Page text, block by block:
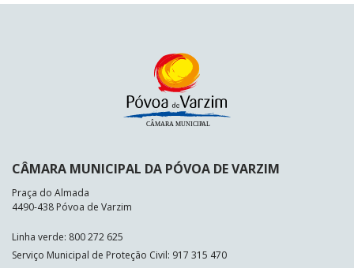
CÂMARA MUNICIPAL DA PÓVOA DE VARZIM
Praça do Almada
4490-438 Póvoa de Varzim
Linha verde: 800 272 625
Serviço Municipal de Proteção Civil: 917 315 470